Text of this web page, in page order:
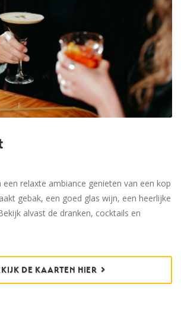
een relaxte ambiance genieten van een kop
gebak, een goed glas wijn, een heerlijke
alvast de dranken, cocktails en
DE KAARTEN HIER